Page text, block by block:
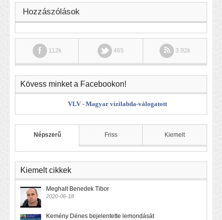
Hozzászólások
112k 465 3.92k
Kövess minket a Facebookon!
VLV - Magyar vízilabda-válogatott
Népszerű Friss Kiemelt
Kiemelt cikkek
Meghalt Benedek Tibor
2020-06-18
Kemény Dénes bejelentette lemondását